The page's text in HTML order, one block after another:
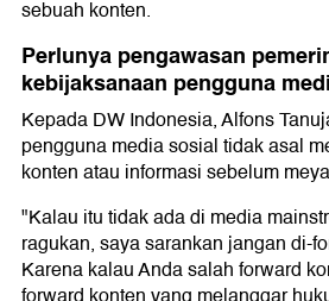
sebuah konten.
Perlunya pengawasan
kebijaksanaan pengguna
Kepada DW Indonesia, Alfons
pengguna media sosial tidak asal
konten atau informasi sebelum
"Kalau itu tidak ada di media
ragukan, saya sarankan jangan di-
Karena kalau Anda salah forward